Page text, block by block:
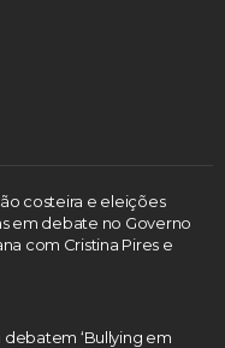
costeira e eleições
em debate no Governo
com Cristina Pires e
‘Bullying em